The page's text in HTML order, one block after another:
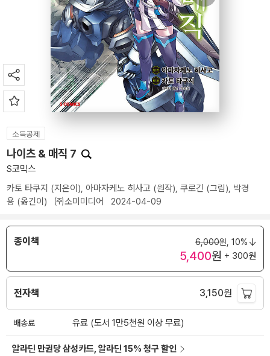
소득공제
나이츠 & 매직 7
S코믹스
카토 타쿠지 (지은이), 아마자케노 히사고 (원작), 쿠로긴 (그림), 박경
용 (옮긴이) ㈜소미미디어 2024-04-09
종이책 6,000원, 10%
5,400원 + 300원
전자책 3,150원
배송료 유료 (도서 1만5천원 이상 무료)
알라딘 만권당 삼성카드, 알라딘 15% 청구 할인